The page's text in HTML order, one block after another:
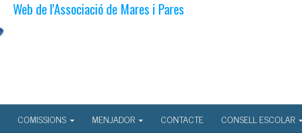
Web de l'Associació de Mares i Pares
COMISSIONS MENJADOR CONTACTE CONSELL ESCOLAR